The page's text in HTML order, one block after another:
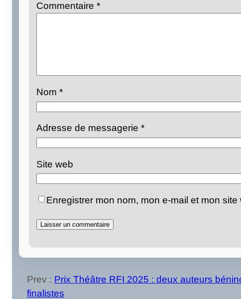
Commentaire*
Nom*
Adresse de messagerie*
Site web
Enregistrer mon nom, mon e-mail et mon
Prev : Prix Théâtre RFI 2025 : deux auteurs
finalistes